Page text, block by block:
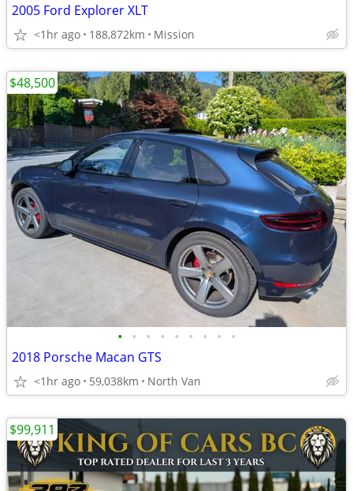
2005 Ford Explorer XLT
<1hr ago 188,872km Mission
• • • • • • • • •
2018 Porsche Macan GTS
<1hr ago 59,038km North Van
$48,500
$99,911